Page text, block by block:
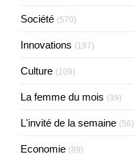
Société (570)
Innovations (197)
Culture (109)
La femme du mois (39)
L'invité de la semaine (56)
Economie (89)